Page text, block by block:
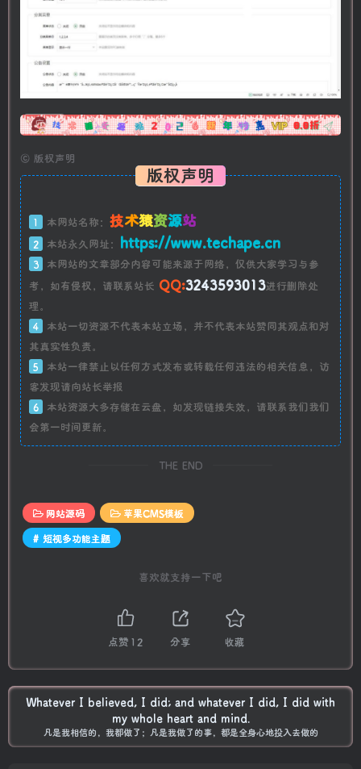
广告
© 版权声明
版权声明
1 本网站名称： 技术猿资源站
2 本站永久网址： https://www.techape.cn
3
本网站的文章部分内容可能来源于网络，仅供大家学习与参
考，如有侵权，请联系站长 QQ:3243593013进行删除处
理。
4
本站一切资源不代表本站立场，并不代表本站赞同其观点和对
其真实性负责。
5
本站一律禁止以任何方式发布或转载任何违法的相关信息，访
客发现请向站长举报
6
本站资源大多存储在云盘，如发现链接失效，请联系我们我们
会第一时间更新。
THE END
网站源码
苹果CMS模板
# 短视多功能主题
喜欢就支持一下吧
点赞 12 分享 收藏
Whatever I believed, I did; and whatever I did, I did with
my whole heart and mind.
凡是我相信的，我都做了；凡是我做了的事，都是全身心地投入去做的